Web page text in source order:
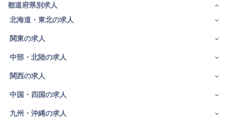
都道府県別求人
北海道・東北の求人
関東の求人
中部・北陸の求人
関西の求人
中国・四国の求人
九州・沖縄の求人